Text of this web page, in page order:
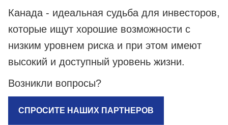
Канада - идеальная судьба для инвесторов,
которые ищут хорошие возможности с
низким уровнем риска и при этом имеют
высокий и доступный уровень жизни.
Возникли вопросы?
СПРОСИТЕ НАШИХ ПАРТНЕРОВ